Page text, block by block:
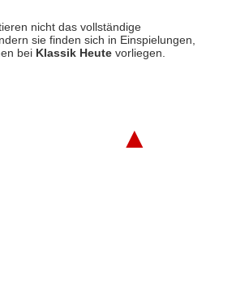
nicht das vollständige
sie finden sich in Einspielungen,
bei Klassik Heutevorliegen.
▲